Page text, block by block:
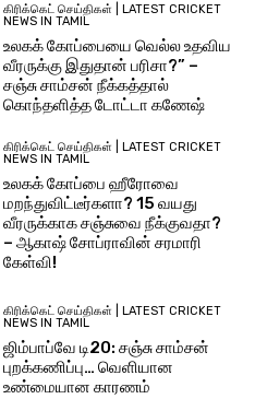
கிரிக்கெட் செய்திகள் | LATEST CRICKET
NEWS IN TAMIL
உலகக் கோப்பையை வெல்ல உதவிய
வீரருக்கு இதுதான் பரிசா?” –
சஞ்சு சாம்சன் நீக்கத்தால்
கொந்தளித்த டோட்டா கணேஷ்
கிரிக்கெட் செய்திகள் | LATEST CRICKET
NEWS IN TAMIL
உலகக் கோப்பை ஹீரோவை
மறந்துவிட்டீர்களா? 15 வயது
வீரருக்காக சஞ்சுவை நீக்குவதா?
– ஆகாஷ் சோப்ராவின் சரமாரி
கேள்வி!
கிரிக்கெட் செய்திகள் | LATEST CRICKET
NEWS IN TAMIL
ஜிம்பாப்வே டி20: சஞ்சு சாம்சன்
புறக்கணிப்பு… வெளியான
உண்மையான காரணம்